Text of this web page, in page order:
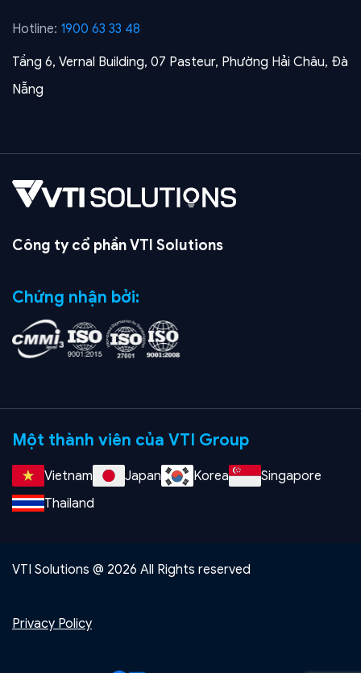
Hotline: 1900 63 33 48
Tầng 6, Vernal Building, 07 Pasteur, Phường Hải Châu, Đà
Nẵng
Công ty cổ phần VTI Solutions
Chứng nhận bởi:
Một thành viên của VTI Group
Vietnam Japan Korea
Singapore
Thailand
VTI Solutions @ 2026 All Rights reserved
Privacy Policy